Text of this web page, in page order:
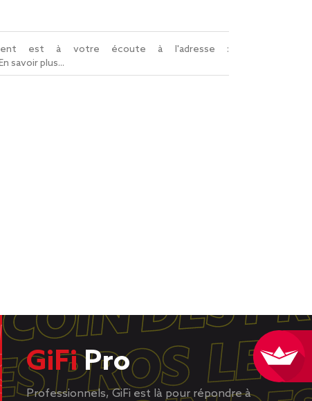
est à votre écoute à l'adresse :
savoir plus...
GiFiPro
Professionnels, GiFi est là pour répondre à